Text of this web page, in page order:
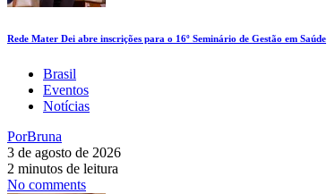
Rede Mater Dei abre inscrições para o 16º Seminário de Gestão em Saúde
Brasil
Eventos
Notícias
PorBruna
3 de agosto de 2026
2 minutos de leitura
No comments